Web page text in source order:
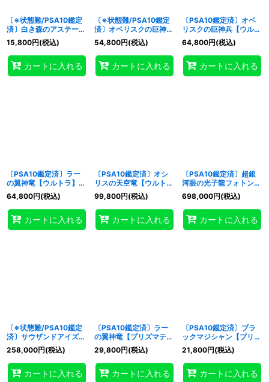
〔※状態難/PSA10鑑定
済〕白き森のアステーリ
ャ【プリズマティックシ
ークレット】{LPST-
JP018}《モンスター》
15,800円(税込)
カートに入れる
〔※状態難/PSA10鑑定
済〕オベリスクの巨神兵
【ウルトラ】{AW02-
JPM02}《モンスター》
54,800円(税込)
カートに入れる
〔PSA10鑑定済〕オベ
リスクの巨神兵【ウルト
ラ】{AW02-JPM02}
《モンスター》
64,800円(税込)
カートに入れる
〔PSA10鑑定済〕ラー
の翼神竜【ウルトラ】
{AW02-JPM03}《モン
スター》
64,800円(税込)
カートに入れる
〔PSA10鑑定済〕オシ
リスの天空竜【ウルト
ラ】{AW02-JPM01}
《モンスター》
99,800円(税込)
カートに入れる
〔PSA10鑑定済〕超銀
河眼の光子龍フォトンハ
ウリング【グランドマス
ター】{LOCR-JP010}
《エクシーズ》
698,000円(税込)
カートに入れる
〔※状態難/PSA10鑑定
済〕サウザンドアイズサ
クリファイス【レリー
フ】{TB-34}《融合》
258,000円(税込)
カートに入れる
〔PSA10鑑定済〕ラー
の翼神竜【プリズマティ
ックシークレット】
{LPST-JP048}《モンス
ター》
29,800円(税込)
カートに入れる
〔PSA10鑑定済〕ブラ
ックマジシャン【プリズ
マティックシークレッ
ト】{LPST-JP001}《モ
ンスター》
21,800円(税込)
カートに入れる